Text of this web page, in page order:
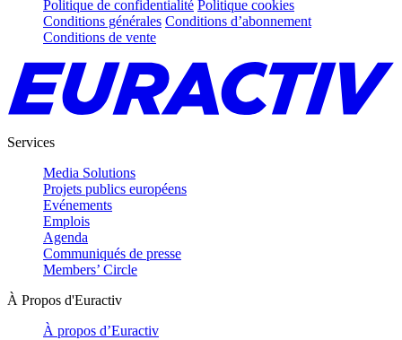
Politique de confidentialité Politique cookies
Conditions générales Conditions d’abonnement
Conditions de vente
Services
Media Solutions
Projets publics européens
Evénements
Emplois
Agenda
Communiqués de presse
Members’ Circle
À Propos d'Euractiv
À propos d’Euractiv